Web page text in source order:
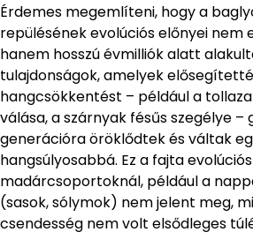
Érdemes megemlíteni, hogy a
repülésének evolúciós előnyei nem
hanem hosszú évmilliók alatt
tulajdonságok, amelyek
hangcsökkentést – például a
válása, a szárnyak fésűs szegélye
generációra öröklődtek és váltak
hangsúlyosabbá. Ez a fajta
madárcsoportoknál, például a
(sasok, sólymok) nem jelent meg,
csendesség nem volt elsődleges